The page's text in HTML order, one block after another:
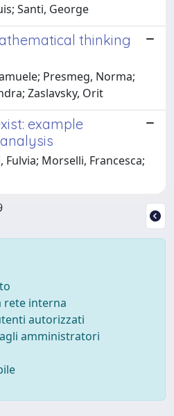
Santi, George
thinking
Presmeg, Norma;
Zaslavsky, Orit
example
Morselli, Francesca;
rete interna
autorizzati
amministratori